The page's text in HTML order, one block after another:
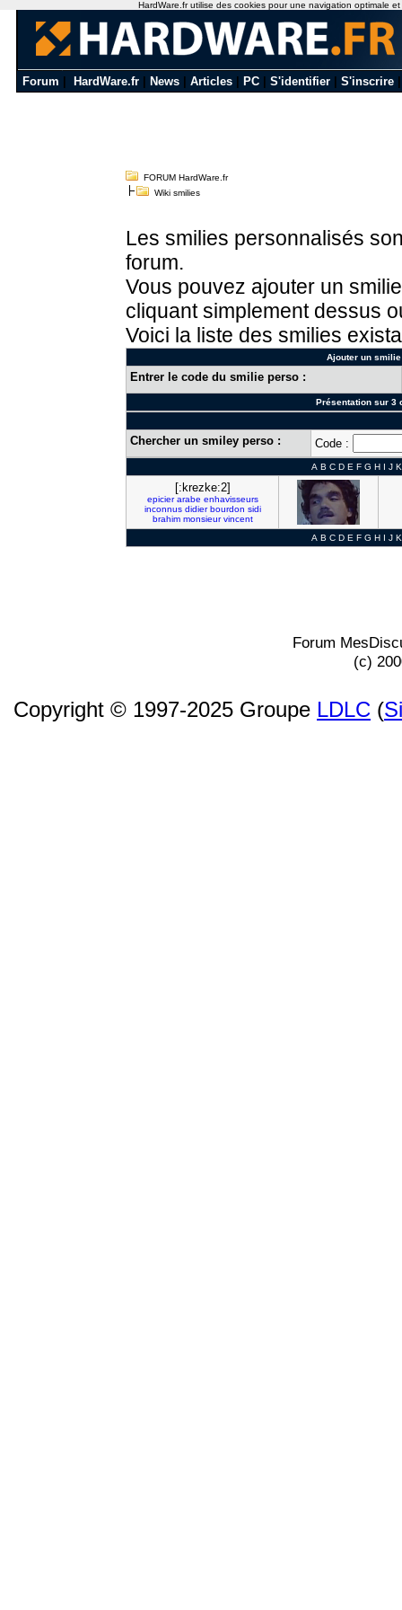
Forum HardWare.fr News Articles PC S'identifier S'inscrire
FORUM HardWare.fr
Wiki smilies
Les smilies personnalisés
forum.
Vous pouvez ajouter un
cliquant simplement dessus
Voici la liste des smilies
Ajouter un
Entrer le code du smilie perso :
Présentation sur 3
Chercher un smiley perso : Code :
A B C D E F G H I J K
[:krezke:2]
epicier arabe enhavisseurs
inconnus didier bourdon sidi
brahim monsieur vincent
A B C D E F G H I J K
Forum
(c)
Copyright © 1997-2025 Groupe LDLC (
HardWare.fr utilise des cookies pour une navigation optimale